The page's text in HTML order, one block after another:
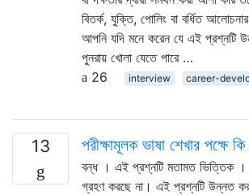
বিতর্ক, যুক্তি, পোলিং বা বর্ধিত
আপনি যদি মনে করেন যে এই প্রশ্নটি
পুনরায় খোলা যেতে পারে …
26
interview career-
13 পরীক্ষামূলক ভাষা শেখার
বন্ধ । এই প্রশ্নটি মতামত ভিত্তিক ।
গ্রহণ করছে না। এই প্রশ্নটি উন্নত